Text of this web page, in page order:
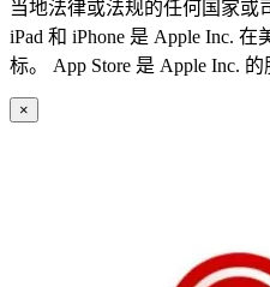
当地法律或法规的任何国家或
iPad 和 iPhone 是 Apple Inc.
标。 App Store 是 Apple Inc. 的
×